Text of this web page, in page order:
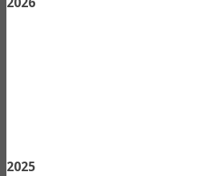
2025